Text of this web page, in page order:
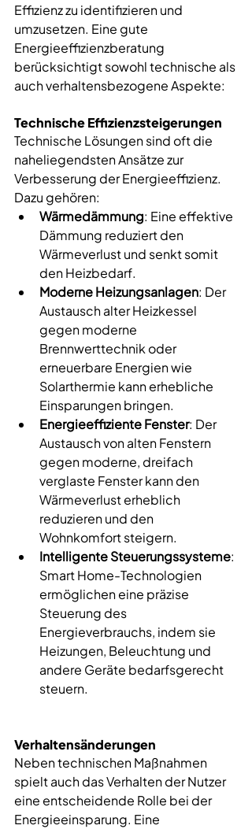
Effizienz zu identifizieren und
umzusetzen. Eine gute
Energieeffizienzberatung
berücksichtigt sowohl technische als
auch verhaltensbezogene Aspekte:
Technische Effizienzsteigerungen
Technische Lösungen sind oft die
naheliegendsten Ansätze zur
Verbesserung der Energieeffizienz.
Dazu gehören:
Wärmedämmung: Eine effektive
Dämmung reduziert den
Wärmeverlust und senkt somit
den Heizbedarf.
Moderne Heizungsanlagen: Der
Austausch alter Heizkessel
gegen moderne
Brennwerttechnik oder
erneuerbare Energien wie
Solarthermie kann erhebliche
Einsparungen bringen.
Energieeffiziente Fenster: Der
Austausch von alten Fenstern
gegen moderne, dreifach
verglaste Fenster kann den
Wärmeverlust erheblich
reduzieren und den
Wohnkomfort steigern.
Intelligente Steuerungssysteme:
Smart Home-Technologien
ermöglichen eine präzise
Steuerung des
Energieverbrauchs, indem sie
Heizungen, Beleuchtung und
andere Geräte bedarfsgerecht
steuern.
Verhaltensänderungen
Neben technischen Maßnahmen
spielt auch das Verhalten der Nutzer
eine entscheidende Rolle bei der
Energieeinsparung. Eine